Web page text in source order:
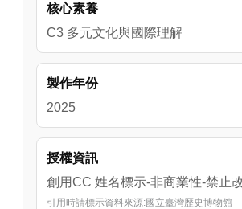
核心素養
C3 多元文化與國際理解
製作年份
2025
授權資訊
創用CC 姓名標示-非商業性-禁止
引用時請標示資料來源:國立臺灣歷史博物館